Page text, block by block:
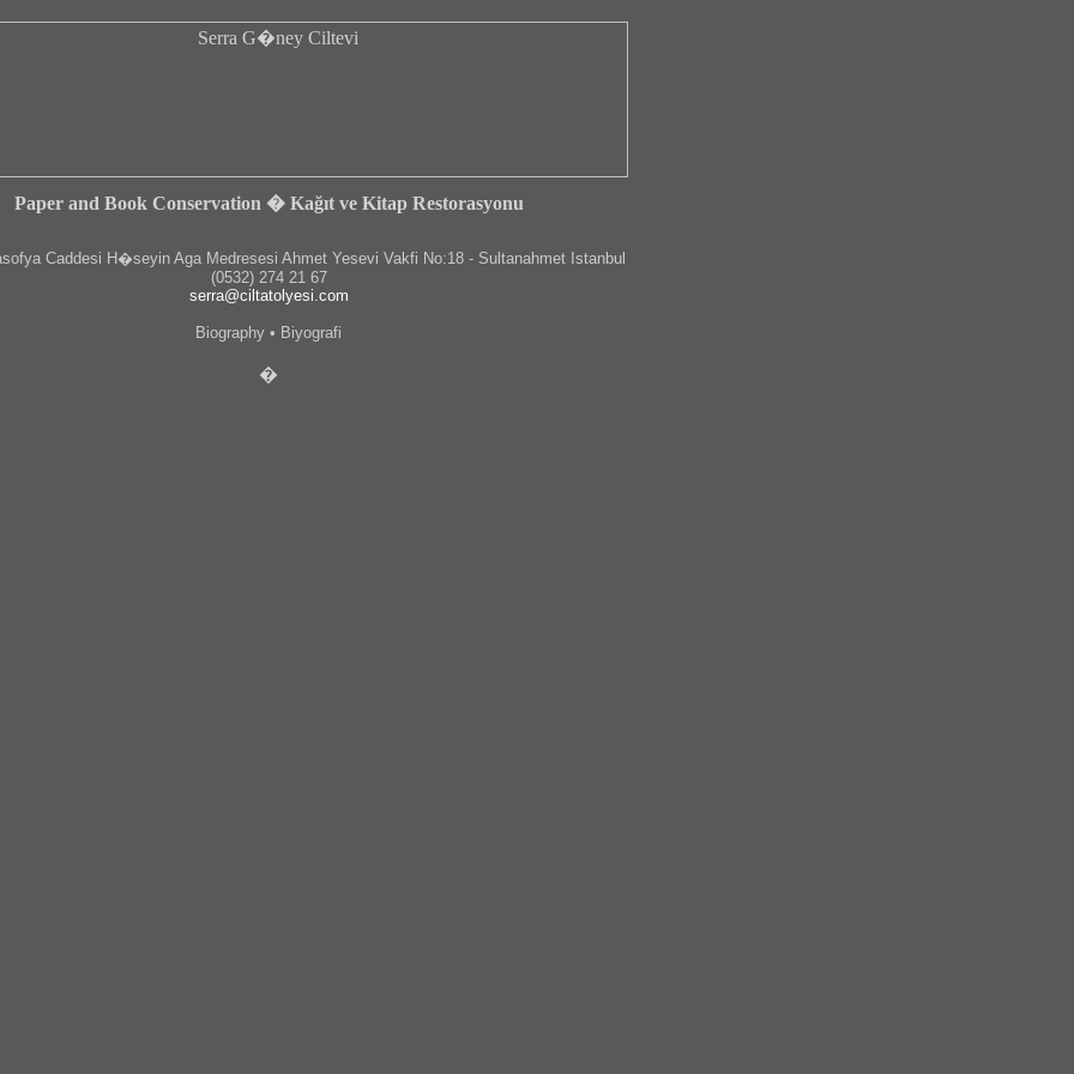
Paper and Book Conservation � Kağıt ve Kitap Restorasyonu
Caddesi H�seyin Aga Medresesi Ahmet Yesevi Vakfi No:18 - Sultanahmet Istanbul
(0532) 274 21 67
serra@ciltatolyesi.com
Biography • Biyografi
�